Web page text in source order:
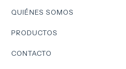
QUIÉNES SOMOS
PRODUCTOS
CONTACTO